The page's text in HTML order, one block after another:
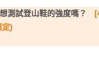
測試登山鞋的強度嗎？
定)